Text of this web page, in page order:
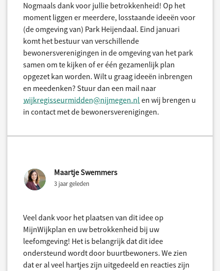
Nogmaals dank voor jullie betrokkenheid! Op het
moment liggen er meerdere, losstaande ideeën voor
(de omgeving van) Park Heijendaal. Eind januari
komt het bestuur van verschillende
bewonersverenigingen in de omgeving van het park
samen om te kijken of er één gezamenlijk plan
opgezet kan worden. Wilt u graag ideeën inbrengen
en meedenken? Stuur dan een mail naar
wijkregisseurmidden@nijmegen.nl en wij brengen u
in contact met de bewonersverenigingen.
Maartje Swemmers
3 jaar geleden
Veel dank voor het plaatsen van dit idee op
MijnWijkplan en uw betrokkenheid bij uw
leefomgeving! Het is belangrijk dat dit idee
ondersteund wordt door buurtbewoners. We zien
dat er al veel hartjes zijn uitgedeeld en reacties zijn